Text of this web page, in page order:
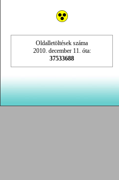
Oldalletöltések száma
2010. december 11. óta:
37533688